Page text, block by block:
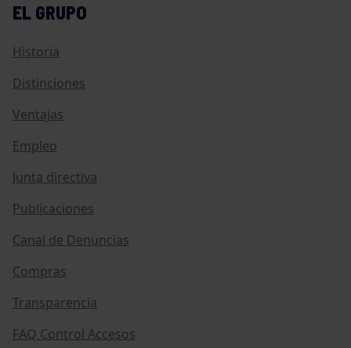
EL GRUPO
Historia
Distinciones
Ventajas
Empleo
Junta directiva
Publicaciones
Canal de Denuncias
Compras
Transparencia
FAQ Control Accesos